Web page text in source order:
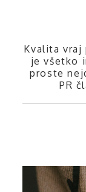
Kvalita vraj
je všetko
proste
PR